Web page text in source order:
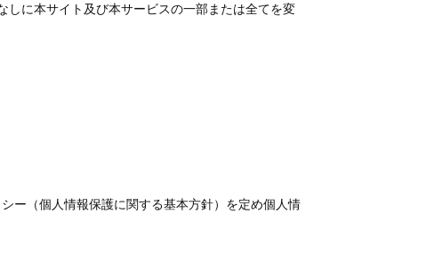
しに本サイト及び本サービスの一部または全てを変
ー（個人情報保護に関する基本方針）を定め個人情